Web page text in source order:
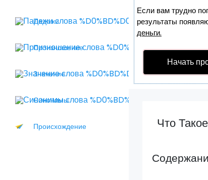
Падежи
Произношение
Значение
Синонимы
Происхождение
Если вам трудно
результаты
деньги.
Начать
Что